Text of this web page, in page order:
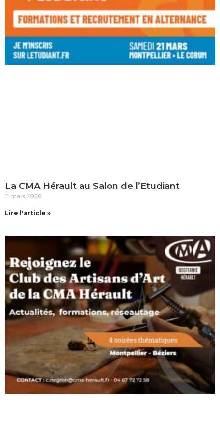
La CMA Hérault au Salon de l’Etudiant
11 mars 2026
Lire l'article »